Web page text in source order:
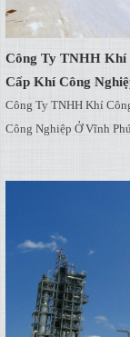
Công Ty TNHH Khí
Cấp Khí Công
Công Ty TNHH Khí
Công Nghiệp Ở Vĩnh